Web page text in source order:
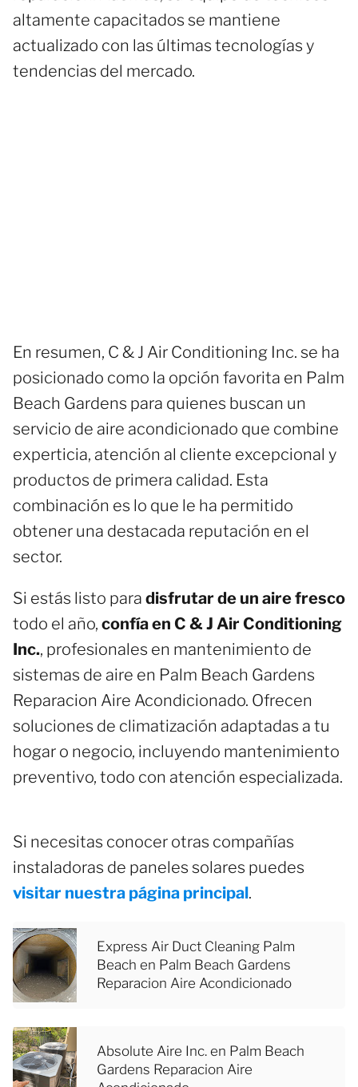
altamente capacitados se mantiene
actualizado con las últimas tecnologías y
tendencias del mercado.
En resumen, C & J Air Conditioning Inc. se ha
posicionado como la opción favorita en Palm
Beach Gardens para quienes buscan un
servicio de aire acondicionado que combine
experticia, atención al cliente excepcional y
productos de primera calidad. Esta
combinación es lo que le ha permitido
obtener una destacada reputación en el
sector.
Si estás listo para disfrutar de un aire fresco
todo el año, confía en C & J Air Conditioning
Inc., profesionales en mantenimiento de
sistemas de aire en Palm Beach Gardens
Reparacion Aire Acondicionado. Ofrecen
soluciones de climatización adaptadas a tu
hogar o negocio, incluyendo mantenimiento
preventivo, todo con atención especializada.
Si necesitas conocer otras compañías
instaladoras de paneles solares puedes
visitar nuestra página principal.
Express Air Duct Cleaning Palm
Beach en Palm Beach Gardens
Reparacion Aire Acondicionado
Absolute Aire Inc. en Palm Beach
Gardens Reparacion Aire